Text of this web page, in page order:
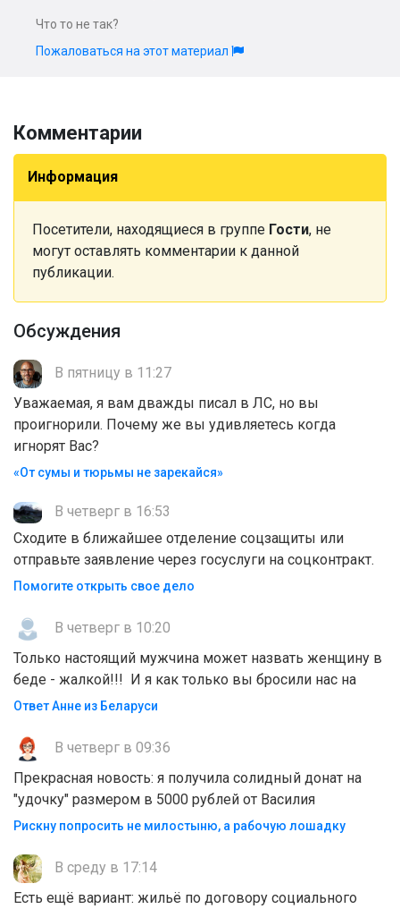
Что то не так?
Пожаловаться на этот материал
Комментарии
Информация
Посетители, находящиеся в группе Гости, не
могут оставлять комментарии к данной
публикации.
Обсуждения
В пятницу в 11:27
Уважаемая, я вам дважды писал в ЛС, но вы
проигнорили. Почему же вы удивляетесь когда
игнорят Вас?
«От сумы и тюрьмы не зарекайся»
В четверг в 16:53
Сходите в ближайшее отделение соцзащиты или
отправьте заявление через госуслуги на соцконтракт.
Помогите открыть свое дело
В четверг в 10:20
Только настоящий мужчина может назвать женщину в
беде - жалкой!!! И я как только вы бросили нас на
Ответ Анне из Беларуси
В четверг в 09:36
Прекрасная новость: я получила солидный донат на
"удочку" размером в 5000 рублей от Василия
Рискну попросить не милостыню, а рабочую лошадку
В среду в 17:14
Есть ещё вариант: жильё по договору социального